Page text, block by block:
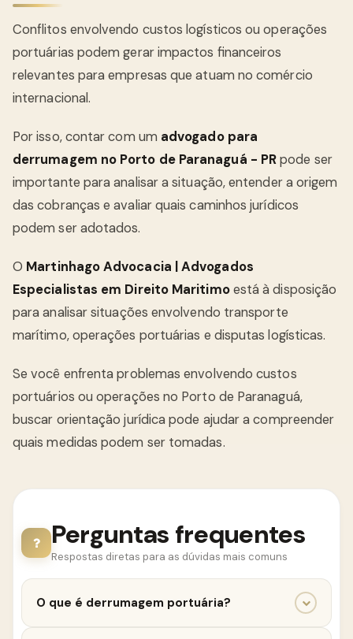
Conflitos envolvendo custos logísticos ou operações
portuárias podem gerar impactos financeiros
relevantes para empresas que atuam no comércio
internacional.
Por isso, contar com um advogado para
derrumagem no Porto de Paranaguá - PRpode ser
importante para analisar a situação, entender a origem
das cobranças e avaliar quais caminhos jurídicos
podem ser adotados.
O Martinhago Advocacia | Advogados
Especialistas em Direito Maritimoestá à disposição
para analisar situações envolvendo transporte
marítimo, operações portuárias e disputas logísticas.
Se você enfrenta problemas envolvendo custos
portuários ou operações no Porto de Paranaguá,
buscar orientação jurídica pode ajudar a compreender
quais medidas podem ser tomadas.
Perguntas frequentes
Respostas diretas para as dúvidas mais comuns
O que é derrumagem portuária?